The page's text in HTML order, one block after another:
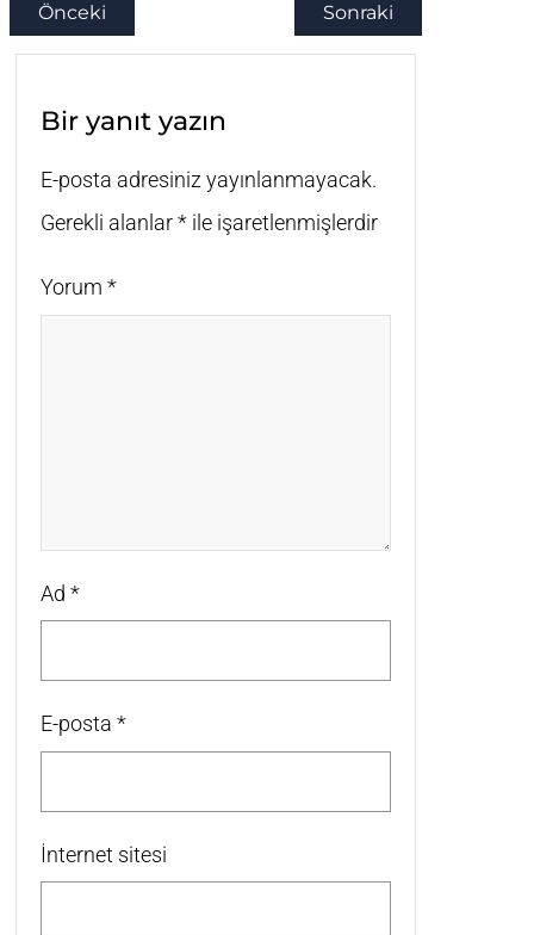
Önceki Sonraki
Bir yanıt yazın
E-posta adresiniz yayınlanmayacak.
Gerekli alanlar* ile işaretlenmişlerdir
Yorum *
Ad *
E-posta *
İnternet sitesi